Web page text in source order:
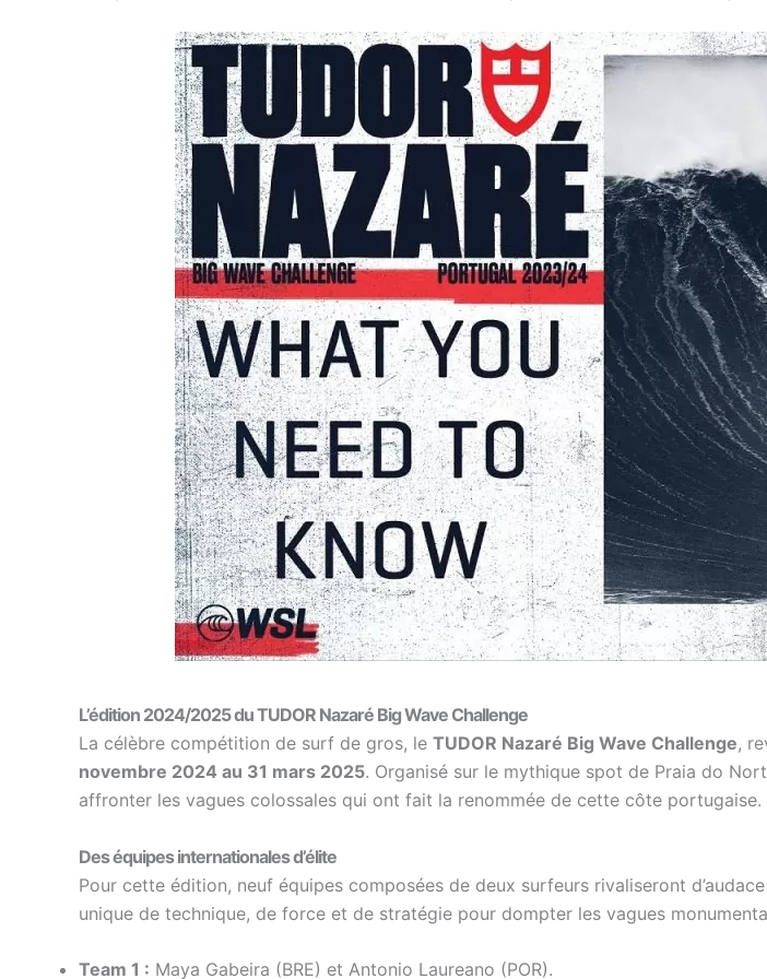
L’édition 2024/2025 du TUDOR Nazaré Big Wave Challenge
La célèbre compétition de surf de gros, le TUDOR Nazaré Big Wave Challenge,
novembre 2024 au 31 mars 2025. Organisé sur le mythique spot de Praia do
affronter les vagues colossales qui ont fait la renommée de cette côte portugaise.
Des équipes internationales d’élite
Pour cette édition, neuf équipes composées de deux surfeurs rivaliseront
unique de technique, de force et de stratégie pour dompter les vagues
Team 1 : Maya Gabeira (BRE) et Antonio Laureano (POR).